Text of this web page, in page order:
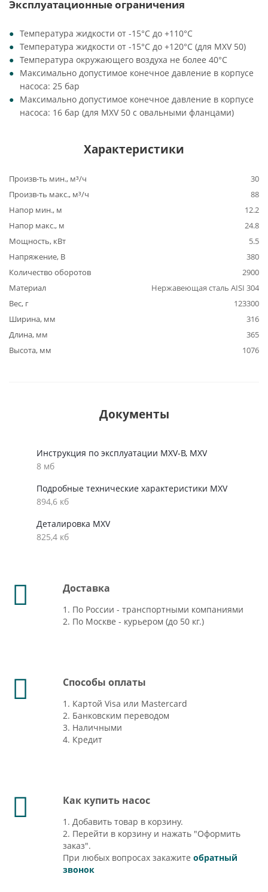
Эксплуатационные ограничения
Температура жидкости от -15°C до +110°C
Температура жидкости от -15°C до +120°C (для MXV 50)
Температура окружающего воздуха не более 40°C
Максимально допустимое конечное давление в корпусе
насоса: 25 бар
Максимально допустимое конечное давление в корпусе
насоса: 16 бар (для MXV 50 с овальными фланцами)
Характеристики
Произв-ть мин., м³/ч
30
Произв-ть макс., м³/ч
88
Напор мин., м
12.2
Напор макс., м
24.8
Мощность, кВт
5.5
Напряжение, В
380
Количество оборотов
2900
Материал
Нержавеющая сталь AISI 304
Вес, г
123300
Ширина, мм
316
Длина, мм
365
Высота, мм
1076
Документы
Инструкция по эксплуатации MXV-B, MXV
8 мб
Подробные технические характеристики MXV
894,6 кб
Деталировка MXV
825,4 кб
Доставка
1. По России - транспортными компаниями
2. По Москве - курьером (до 50 кг.)
Способы оплаты
1. Картой Visa или Mastercard
2. Банковским переводом
3. Наличными
4. Кредит
Как купить насос
1. Добавить товар в корзину.
2. Перейти в корзину и нажать "Оформить
заказ".
При любых вопросах закажите обратный
звонок